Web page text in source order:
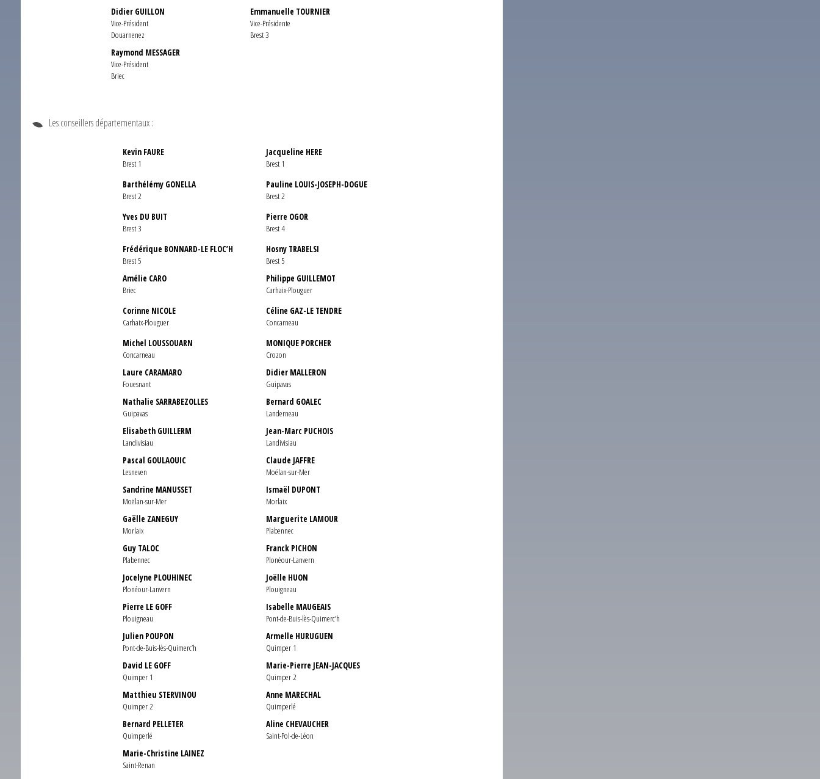
Didier GUILLON
Emmanuelle TOURNIER
Vice-Président
Vice-Présidente
Douarnenez
Brest 3
Raymond MESSAGER
Vice-Président
Briec
Les conseillers départementaux :
Kevin FAURE
Jacqueline HERE
Brest 1
Brest 1
Barthélémy GONELLA
Pauline LOUIS-JOSEPH-DOGUE
Brest 2
Brest 2
Yves DU BUIT
Pierre OGOR
Brest 3
Brest 4
Frédérique BONNARD-LE FLOC’H
Hosny TRABELSI
Brest 5
Brest 5
Amélie CARO
Philippe GUILLEMOT
Briec
Carhaix-Plouguer
Corinne NICOLE
Céline GAZ-LE TENDRE
Carhaix-Plouguer
Concarneau
Michel LOUSSOUARN
MONIQUE PORCHER
Concarneau
Crozon
Laure CARAMARO
Didier MALLERON
Fouesnant
Guipavas
Nathalie SARRABEZOLLES
Bernard GOALEC
Guipavas
Landerneau
Elisabeth GUILLERM
Jean-Marc PUCHOIS
Landivisiau
Landivisiau
Pascal GOULAOUIC
Claude JAFFRE
Lesneven
Moëlan-sur-Mer
Sandrine MANUSSET
Ismaël DUPONT
Moëlan-sur-Mer
Morlaix
Gaëlle ZANEGUY
Marguerite LAMOUR
Morlaix
Plabennec
Guy TALOC
Franck PICHON
Plabennec
Plonéour-Lanvern
Jocelyne PLOUHINEC
Joëlle HUON
Plonéour-Lanvern
Plouigneau
Pierre LE GOFF
Isabelle MAUGEAIS
Plouigneau
Pont-de-Buis-lès-Quimerc’h
Julien POUPON
Armelle HURUGUEN
Pont-de-Buis-lès-Quimerc’h
Quimper 1
David LE GOFF
Marie-Pierre JEAN-JACQUES
Quimper 1
Quimper 2
Matthieu STERVINOU
Anne MARECHAL
Quimper 2
Quimperlé
Bernard PELLETER
Aline CHEVAUCHER
Quimperlé
Saint-Pol-de-Léon
Marie-Christine LAINEZ
Saint-Renan